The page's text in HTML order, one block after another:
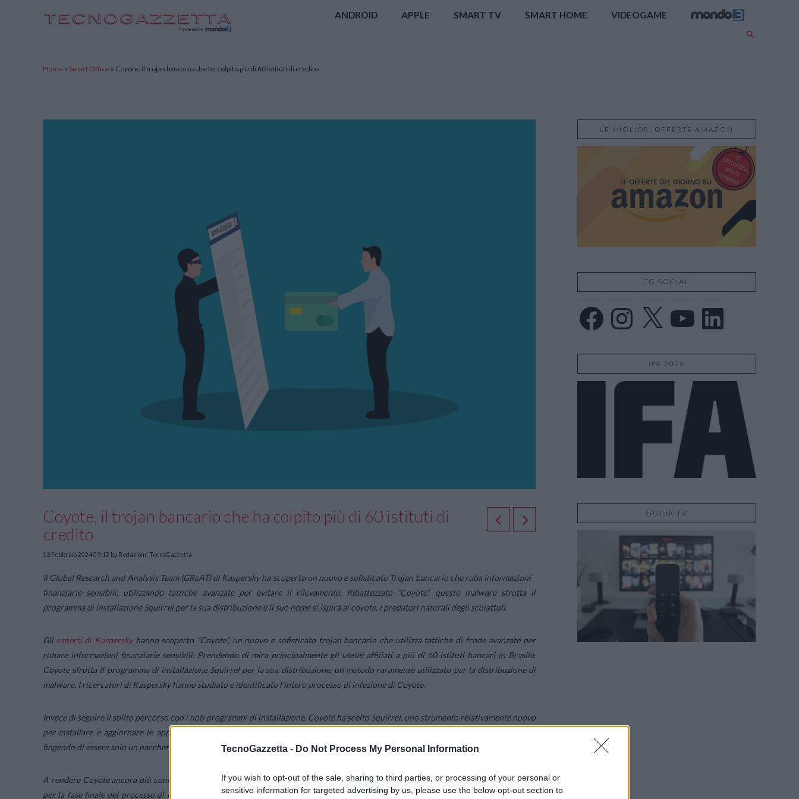
TecnoGazzetta - Do Not Process My Personal Information
If you wish to opt-out of the sale, sharing to third parties, or processing of your personal or
sensitive information for targeted advertising by us, please use the below opt-out section to
ANDROID APPLE SMART TV SMART HOME VIDEOGAME
Home » Smart Office » Coyote, il trojan bancario che ha colpito più di 60 istituti di credito
Coyote, il trojan bancario che ha colpito più di 60 istituti di
credito
13 Febbraio 2024 09:12 by Redazione TecnoGazzetta
Il Global Research and Analysis Team (GReAT) di Kaspersky ha scoperto un nuovo e sofisticato Trojan bancario che ruba informazioni
finanziarie sensibili, utilizzando tattiche avanzate per evitare il rilevamento. Ribattezzato “Coyote”, questo malware sfrutta il
programma di installazione Squirrel per la sua distribuzione e il suo nome si ispira ai coyote, i predatori naturali degli scoiattoli.
Gli esperti di Kasperskyhanno scoperto “Coyote”, un nuovo e sofisticato trojan bancario che utilizza tattiche di frode avanzate per
rubare informazioni finanziarie sensibili. Prendendo di mira principalmente gli utenti affiliati a più di 60 istituti bancari in Brasile,
Coyote sfrutta il programma di installazione Squirrel per la sua distribuzione, un metodo raramente utilizzato per la distribuzione di
malware. I ricercatori di Kaspersky hanno studiato e identificato l’intero processo di infezione di Coyote.
Invece di seguire il solito percorso con i noti programmi di installazione, Coyote ha scelto Squirrel, uno strumento relativamente nuovo
per installare e aggiornare le applicazioni desktop di Windows. In questo modo, Coyote nasconde il suo loader nella fase iniziale
fingendo di essere solo un pacchetto di aggiornamenti.
A rendere Coyote ancora più complesso è l’utilizzo di Nim, un moderno linguaggio di programmazione multipiattaforma, come loader
per la fase finale del processo di infezione. Questo è in linea con una tendenza osservata da Kaspersky, in cui i criminali informatici
LE MIGLIORI OFFERTE AMAZON
TG SOCIAL
Facebook Instagram YouTube LinkedIn
IFA 2026
GUIDA TV